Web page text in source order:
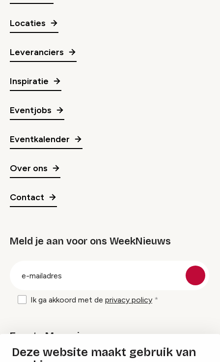
Deze website maakt gebruik van
Locaties
Leveranciers
Inspiratie
Eventjobs
Eventkalender
Over ons
Contact
Meld je aan voor ons WeekNieuws
Ik ga akkoord met de privacy policy
Events Magazine